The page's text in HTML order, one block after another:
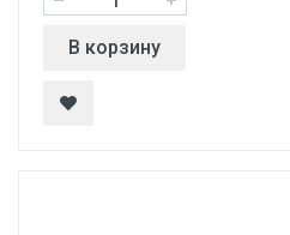
В корзину